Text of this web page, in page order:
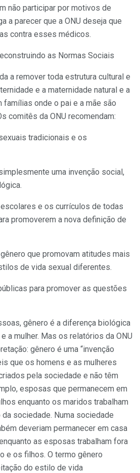
não participar por motivos de
a parecer que a ONU deseja que
contra esses médicos.
as Normas Sociais
a remover toda estrutura cultural e
e a maternidade natural e a
famílias onde o pai e a mãe são
comitês da ONU recomendam:
tradicionais e os
uma invenção social,
e os currículos de todas
promoverem a nova definição de
que promovam atitudes mais
de vida sexual diferentes.
para promover as questões
gênero é a diferença biológica
a mulher. Mas os relatórios da ONU
gênero é uma “invenção
que os homens e as mulheres
pela sociedade e não têm
esposas que permanecem em
enquanto os maridos trabalham
sociedade. Numa sociedade
deveriam permanecer em casa
as esposas trabalham fora
e os filhos. O termo gênero
do estilo de vida